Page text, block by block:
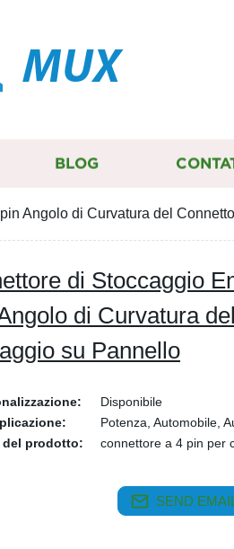
MUX
BLOG
Angolo di Curvatura del
di Stoccaggio
di Curvatura
su Pannello
Disponibile
Potenza, Automobile,
del prodotto:
connettore a 4 pin per
SEND